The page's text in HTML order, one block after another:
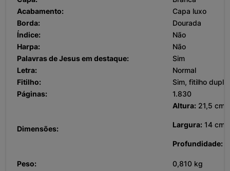
Acabamento:
Capa luxo
Borda:
Dourada
Índice:
Não
Harpa:
Não
Palavras de Jesus em destaque:
Sim
Letra:
Normal
Fitilho:
Sim, fitilho duplo
Páginas:
1.830
Dimensões:
Altura: 21,5 cm
Largura: 14 cm
Profundidade:
Peso:
0,810 kg